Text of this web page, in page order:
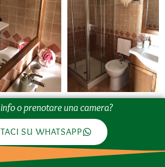
o prenotare una camera?
SU WHATSAPP